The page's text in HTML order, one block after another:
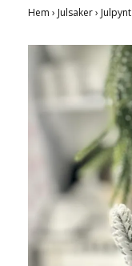
Hem › Julsaker› Julpynt